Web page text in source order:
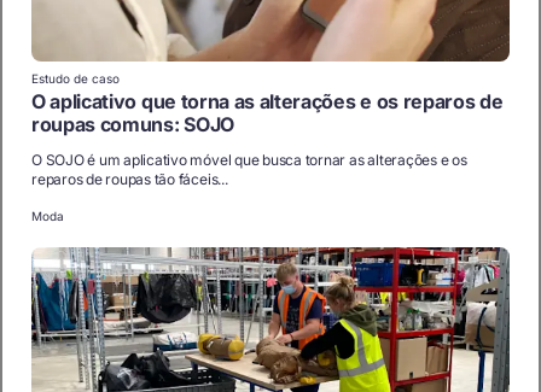
Estudo de caso
O aplicativo que torna as alterações e os reparos de
roupas comuns: SOJO
O SOJO é um aplicativo móvel que busca tornar as alterações e os
reparos de roupas tão fáceis...
Moda